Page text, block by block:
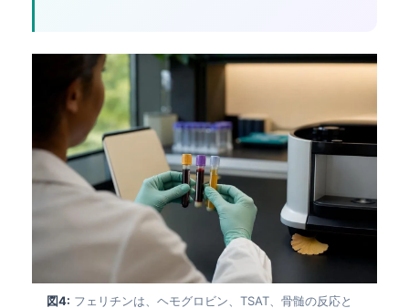
図4: フェリチンは、ヘモグロビン、TSAT、骨髄の反応と